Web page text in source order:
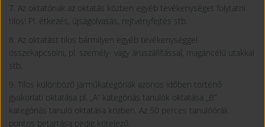
7. Az oktatónak az oktatás közben egyéb tevékenységet folytatni
tilos! Pl. étkezés, újságolvasás, rejtvényfejtés stb.
8. Az oktatást tilos bármilyen egyéb tevékenységgel
összekapcsolni, pl. személy- vagy áruszállítással, magáncélú utakkal
stb.
9. Tilos különböző járműkategóriák azonos időben történő
gyakorlati oktatása pl. „A” kategóriás tanulók oktatása „B”
kategóriás tanuló oktatása közben. Az 50 perces tanulóórák
pontos betartása pedig kötelező.